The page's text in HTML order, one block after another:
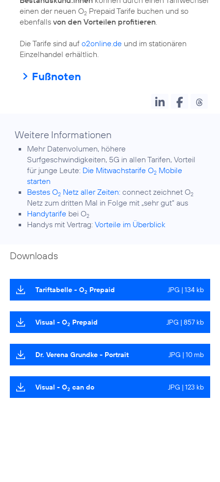
einen der neuen O2 Prepaid Tarife buchen und so
ebenfalls von den Vorteilen profitieren
Die Tarife sind auf o2online.de und im stationären
Einzelhandel erhältlich.
Fußnoten
Weitere Informationen
Mehr Datenvolumen, höhere
Surfgeschwindigkeiten, 5G in allen Tarifen, Vorteil
für junge Leute: Die Mitwachstarife O2 Mobile
starten
Bestes O2 Netz aller Zeiten: connect zeichnet O2
Netz zum dritten Mal in Folge mit „sehr gut“ aus
Handytarife bei O2
Handys mit Vertrag: Vorteile im Überblick
Downloads
Tariftabelle - O2 Prepaid JPG | 134 kb
Visual - O2 Prepaid JPG | 857 kb
Dr. Verena Grundke - Portrait JPG | 10 mb
Visual - O2 can do JPG | 123 kb